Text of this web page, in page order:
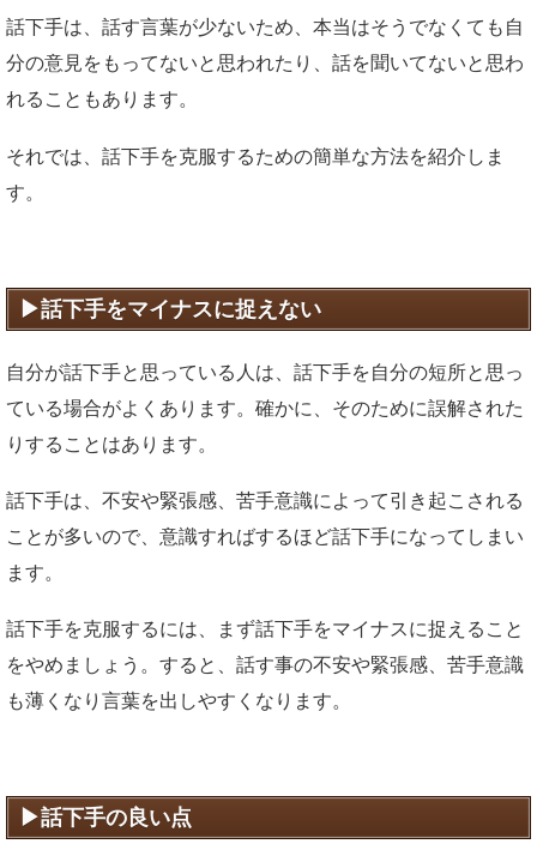
話下手は、話す言葉が少ないため、本当はそうでなくても自
分の意見をもってないと思われたり、話を聞いてないと思わ
れることもあります。
それでは、話下手を克服するための簡単な方法を紹介しま
す。
話下手をマイナスに捉えない
自分が話下手と思っている人は、話下手を自分の短所と思っ
ている場合がよくあります。確かに、そのために誤解された
りすることはあります。
話下手は、不安や緊張感、苦手意識によって引き起こされる
ことが多いので、意識すればするほど話下手になってしまい
ます。
話下手を克服するには、まず話下手をマイナスに捉えること
をやめましょう。すると、話す事の不安や緊張感、苦手意識
も薄くなり言葉を出しやすくなります。
話下手の良い点